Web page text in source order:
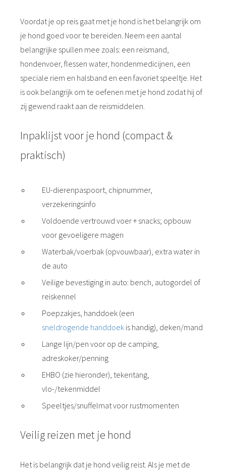
Voordat je op reis gaat met je hond is het belangrijk om
je hond goed voor te bereiden. Neem een aantal
belangrijke spullen mee zoals: een reismand,
hondenvoer, flessen water, hondenmedicijnen, een
speciale riem en halsband en een favoriet speeltje. Het
is ook belangrijk om te oefenen met je hond zodat hij of
zij gewend raakt aan de reismiddelen.
Inpaklijst voor je hond (compact &
praktisch)
EU-dierenpaspoort, chipnummer,
verzekeringsinfo
Voldoende vertrouwd voer + snacks; opbouw
voor gevoeligere magen
Waterbak/voerbak (opvouwbaar), extra water in
de auto
Veilige bevestiging in auto: bench, autogordel of
reiskennel
Poepzakjes, handdoek (een
sneldrogende handdoek is handig), deken/mand
Lange lijn/pen voor op de camping,
adreskoker/penning
EHBO (zie hieronder), tekentang,
vlo-/tekenmiddel
Speeltjes/snuffelmat voor rustmomenten
Veilig reizen met je hond
Het is belangrijk dat je hond veilig reist. Als je met de